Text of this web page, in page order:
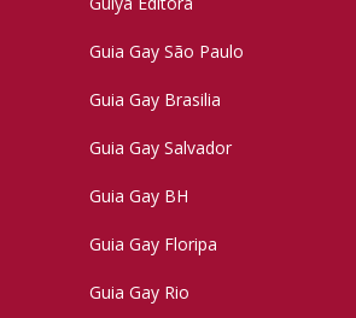
Guia Gay São Paulo
Guia Gay Brasilia
Guia Gay Salvador
Guia Gay BH
Guia Gay Floripa
Guia Gay Rio